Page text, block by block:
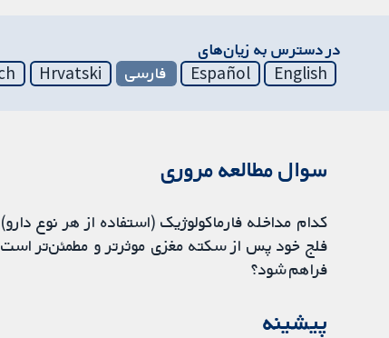
در دسترس به زیان‌های
English
Español فارسی Hrvatski
سوال مطالعه مروری
کدام مداخله فارماکولوژیک (استفاده از هر نوع
فلج خود پس از سکته مغزی موثرتر و مطمئن‌تر است،
فراهم شود؟
پیشینه